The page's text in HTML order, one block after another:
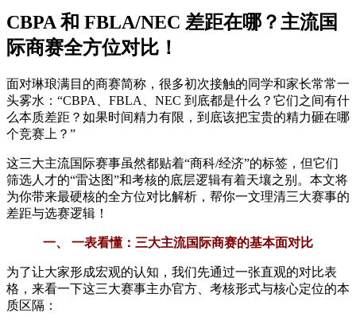
CBPA 和 FBLA/NEC 差距在哪？主流国
际商赛全方位对比！
面对琳琅满目的商赛简称，很多初次接触的同学和家长常常一
头雾水：“CBPA、FBLA、NEC 到底都是什么？它们之间有什
么本质差距？如果时间精力有限，到底该把宝贵的精力砸在哪
个竞赛上？”
这三大主流国际赛事虽然都贴着“商科/经济”的标签，但它们
筛选人才的“雷达图”和考核的底层逻辑有着天壤之别。本文将
为你带来最硬核的全方位对比解析，帮你一文理清三大赛事的
差距与选赛逻辑！
一、 一表看懂：三大主流国际商赛的基本面对比
为了让大家形成宏观的认知，我们先通过一张直观的对比表
格，来看一下这三大赛事主办官方、考核形式与核心定位的本
质区隔：